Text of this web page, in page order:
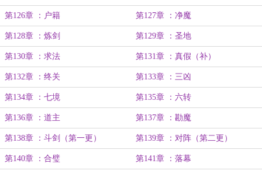
第126章 ：户籍 第127章 ：净魔
第128章 ：炼剑 第129章 ：圣地
第130章 ：求法 第131章 ：真假（补）
第132章 ：终关 第133章 ：三凶
第134章 ：七境 第135章 ：六转
第136章 ：道主 第137章 ：勘魔
第138章 ：斗剑（第一更） 第139章 ：对阵（第二更）
第140章 ：合璧 第141章 ：落幕